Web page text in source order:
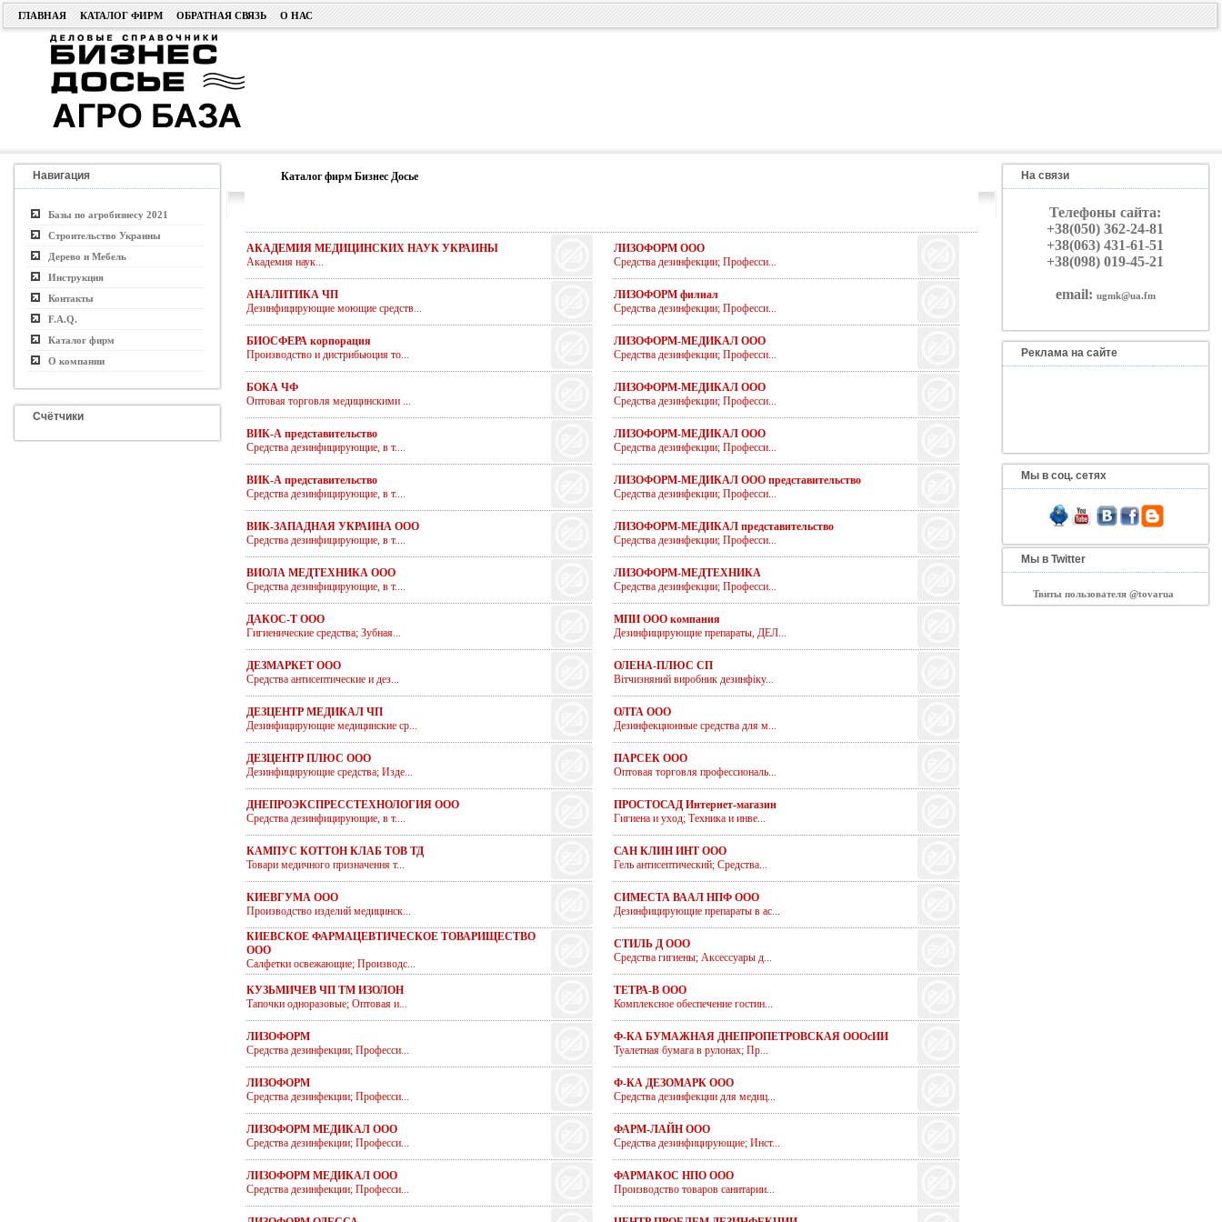
ГЛАВНАЯ КАТАЛОГ ФИРМ ОБРАТНАЯ СВЯЗЬ О НАС
Навигация
Базы по агробизнесу 2021
Строительство Украины
Дерево и Мебель
Инструкция
Контакты
F.A.Q.
Каталог фирм
О компании
Счётчики
Каталог фирм Бизнес Досье
АКАДЕМИЯ МЕДИЦИНСКИХ НАУК УКРАИНЫ
Академия наук...
АНАЛИТИКА ЧП
Дезинфицирующие моющие средств...
БИОСФЕРА корпорация
Производство и дистрибьюция то...
БОКА ЧФ
Оптовая торговля медицинскими ...
ВИК-А представительство
Средства дезинфицирующие, в т....
ВИК-А представительство
Средства дезинфицирующие, в т....
ВИК-ЗАПАДНАЯ УКРАИНА ООО
Средства дезинфицирующие, в т....
ВИОЛА МЕДТЕХНИКА ООО
Средства дезинфицирующие, в т....
ДАКОС-Т ООО
Гигиенические средства; Зубная...
ДЕЗМАРКЕТ ООО
Средства антисептические и дез...
ДЕЗЦЕНТР МЕДИКАЛ ЧП
Дезинфицирующие медицинские ср...
ДЕЗЦЕНТР ПЛЮС ООО
Дезинфицирующие средства; Изде...
ДНЕПРОЭКСПРЕССТЕХНОЛОГИЯ ООО
Средства дезинфицирующие, в т....
КАМПУС КОТТОН КЛАБ ТОВ ТД
Товари медичного призначення т...
КИЕВГУМА ООО
Производство изделий медицинск...
КИЕВСКОЕ ФАРМАЦЕВТИЧЕСКОЕ ТОВАРИЩЕСТВО
ООО
Салфетки освежающие; Производс...
КУЗЬМИЧЕВ ЧП ТМ ИЗОЛОН
Тапочки одноразовые; Оптовая и...
ЛИЗОФОРМ
Средства дезинфекции; Професси...
ЛИЗОФОРМ
Средства дезинфекции; Професси...
ЛИЗОФОРМ МЕДИКАЛ ООО
Средства дезинфекции; Професси...
ЛИЗОФОРМ МЕДИКАЛ ООО
Средства дезинфекции; Професси...
ЛИЗОФОРМ ООО
Средства дезинфекции; Професси...
ЛИЗОФОРМ филиал
Средства дезинфекции; Професси...
ЛИЗОФОРМ-МЕДИКАЛ ООО
Средства дезинфекции; Професси...
ЛИЗОФОРМ-МЕДИКАЛ ООО
Средства дезинфекции; Професси...
ЛИЗОФОРМ-МЕДИКАЛ ООО
Средства дезинфекции; Професси...
ЛИЗОФОРМ-МЕДИКАЛ ООО представительство
Средства дезинфекции; Професси...
ЛИЗОФОРМ-МЕДИКАЛ представительство
Средства дезинфекции; Професси...
ЛИЗОФОРМ-МЕДТЕХНИКА
Средства дезинфекции; Професси...
МПИ ООО компания
Дезинфицирующие препараты, ДЕЛ...
ОЛЕНА-ПЛЮС СП
Вітчизняний виробник дезинфіку...
ОЛТА ООО
Дезинфекционные средства для м...
ПАРСЕК ООО
Оптовая торговля профессиональ...
ПРОСТОСАД Интернет-магазин
Гигиена и уход; Техника и инве...
САН КЛИН ИНТ ООО
Гель антисептический; Средства...
СИМЕСТА ВААЛ НПФ ООО
Дезинфицирующие препараты в ас...
СТИЛЬ Д ООО
Средства гигиены; Аксессуары д...
ТЕТРА-В ООО
Комплексное обеспечение гостин...
Ф-КА БУМАЖНАЯ ДНЕПРОПЕТРОВСКАЯ ОООсИИ
Туалетная бумага в рулонах; Пр...
Ф-КА ДЕЗОМАРК ООО
Средства дезинфекции для медиц...
ФАРМ-ЛАЙН ООО
Средства дезинфицирующие; Инст...
ФАРМАКОС НПО ООО
Производство товаров санитарии...
На связи
Телефоны сайта:
+38(050) 362-24-81
+38(063) 431-61-51
+38(098) 019-45-21
email: ugmk@ua.fm
Реклама на сайте
Мы в соц. сетях
Мы в Twitter
Твиты пользователя @tovarua